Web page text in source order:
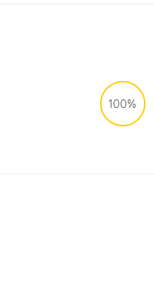
100%